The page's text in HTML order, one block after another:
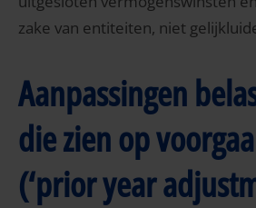
zake van entiteiten, niet
Aanpassingen
die zien op
(‘prior year